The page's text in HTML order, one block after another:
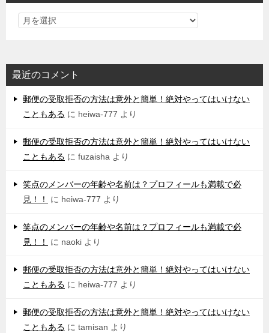
最近のコメント
郵便の受取拒否の方法は意外と簡単！絶対やってはいけない
こともある に heiwa-777 より
郵便の受取拒否の方法は意外と簡単！絶対やってはいけない
こともある に fuzaisha より
笑点のメンバーの年齢や名前は？プロフィールも満載で必
見！！
に heiwa-777 より
笑点のメンバーの年齢や名前は？プロフィールも満載で必
見！！
に naoki より
郵便の受取拒否の方法は意外と簡単！絶対やってはいけない
こともある に heiwa-777 より
郵便の受取拒否の方法は意外と簡単！絶対やってはいけない
こともある に tamisan より